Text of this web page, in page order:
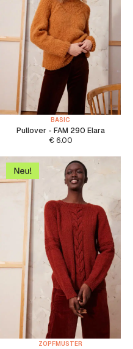
BASIC
Pullover - FAM 290 Elara
€6.00
ZOPFMUSTER